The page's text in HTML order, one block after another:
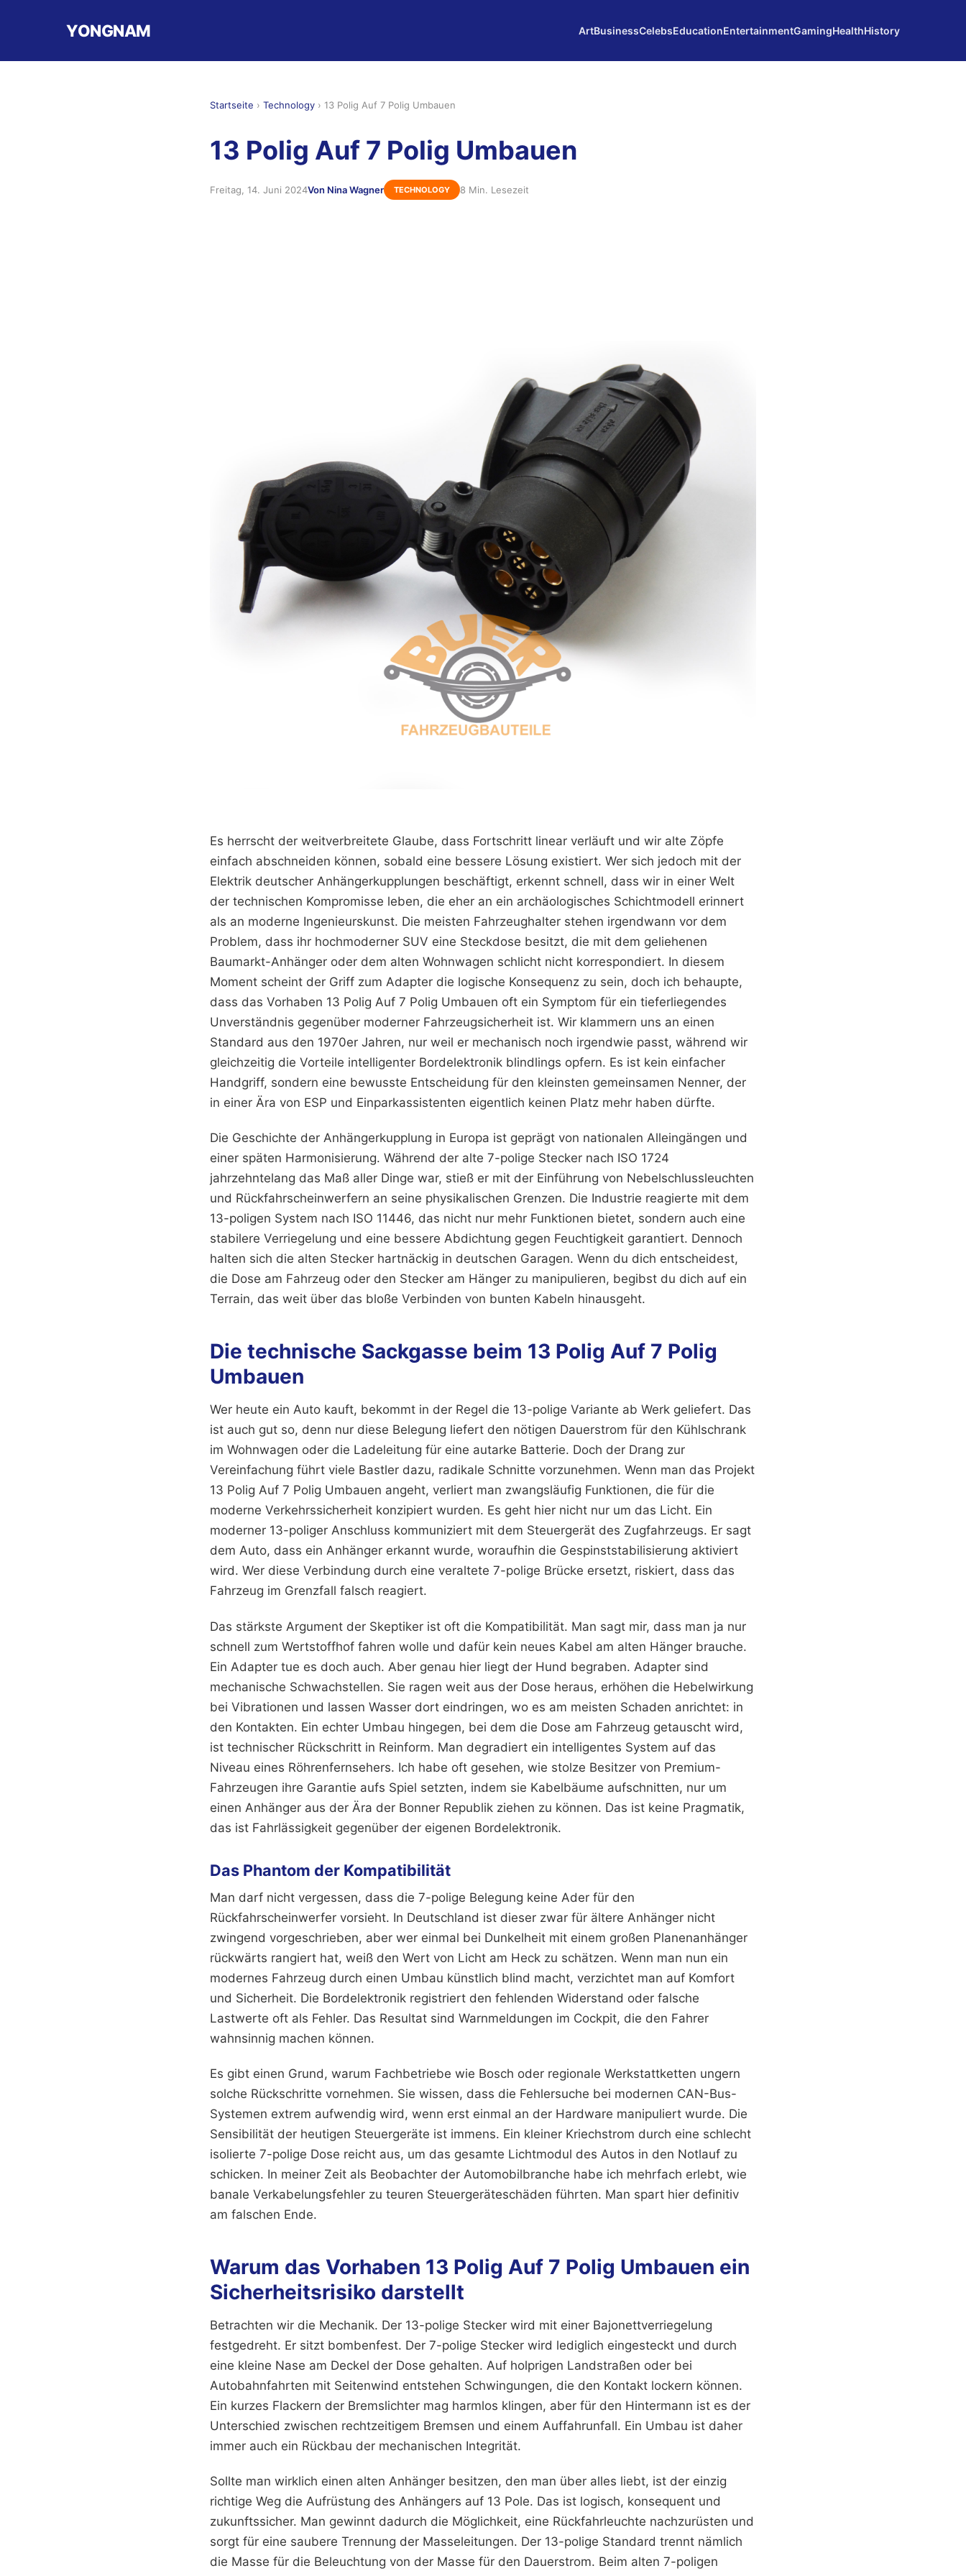
YONGNAM ArtBusinessCelebsEducationEntertainmentGamingHealthHistory
Startseite › Technology › 13 Polig Auf 7 Polig Umbauen
13 Polig Auf 7 Polig Umbauen
Freitag, 14. Juni 2024Von Nina Wagner TECHNOLOGY 8 Min. Lesezeit
Es herrscht der weitverbreitete Glaube, dass Fortschritt linear verläuft und wir alte Zöpfe
einfach abschneiden können, sobald eine bessere Lösung existiert. Wer sich jedoch mit der
Elektrik deutscher Anhängerkupplungen beschäftigt, erkennt schnell, dass wir in einer Welt
der technischen Kompromisse leben, die eher an ein archäologisches Schichtmodell erinnert
als an moderne Ingenieurskunst. Die meisten Fahrzeughalter stehen irgendwann vor dem
Problem, dass ihr hochmoderner SUV eine Steckdose besitzt, die mit dem geliehenen
Baumarkt-Anhänger oder dem alten Wohnwagen schlicht nicht korrespondiert. In diesem
Moment scheint der Griff zum Adapter die logische Konsequenz zu sein, doch ich behaupte,
dass das Vorhaben 13 Polig Auf 7 Polig Umbauen oft ein Symptom für ein tieferliegendes
Unverständnis gegenüber moderner Fahrzeugsicherheit ist. Wir klammern uns an einen
Standard aus den 1970er Jahren, nur weil er mechanisch noch irgendwie passt, während wir
gleichzeitig die Vorteile intelligenter Bordelektronik blindlings opfern. Es ist kein einfacher
Handgriff, sondern eine bewusste Entscheidung für den kleinsten gemeinsamen Nenner, der
in einer Ära von ESP und Einparkassistenten eigentlich keinen Platz mehr haben dürfte.
Die Geschichte der Anhängerkupplung in Europa ist geprägt von nationalen Alleingängen und
einer späten Harmonisierung. Während der alte 7-polige Stecker nach ISO 1724
jahrzehntelang das Maß aller Dinge war, stieß er mit der Einführung von Nebelschlussleuchten
und Rückfahrscheinwerfern an seine physikalischen Grenzen. Die Industrie reagierte mit dem
13-poligen System nach ISO 11446, das nicht nur mehr Funktionen bietet, sondern auch eine
stabilere Verriegelung und eine bessere Abdichtung gegen Feuchtigkeit garantiert. Dennoch
halten sich die alten Stecker hartnäckig in deutschen Garagen. Wenn du dich entscheidest,
die Dose am Fahrzeug oder den Stecker am Hänger zu manipulieren, begibst du dich auf ein
Terrain, das weit über das bloße Verbinden von bunten Kabeln hinausgeht.
Die technische Sackgasse beim 13 Polig Auf 7 Polig
Umbauen
Wer heute ein Auto kauft, bekommt in der Regel die 13-polige Variante ab Werk geliefert. Das
ist auch gut so, denn nur diese Belegung liefert den nötigen Dauerstrom für den Kühlschrank
im Wohnwagen oder die Ladeleitung für eine autarke Batterie. Doch der Drang zur
Vereinfachung führt viele Bastler dazu, radikale Schnitte vorzunehmen. Wenn man das Projekt
13 Polig Auf 7 Polig Umbauen angeht, verliert man zwangsläufig Funktionen, die für die
moderne Verkehrssicherheit konzipiert wurden. Es geht hier nicht nur um das Licht. Ein
moderner 13-poliger Anschluss kommuniziert mit dem Steuergerät des Zugfahrzeugs. Er sagt
dem Auto, dass ein Anhänger erkannt wurde, woraufhin die Gespinststabilisierung aktiviert
wird. Wer diese Verbindung durch eine veraltete 7-polige Brücke ersetzt, riskiert, dass das
Fahrzeug im Grenzfall falsch reagiert.
Das stärkste Argument der Skeptiker ist oft die Kompatibilität. Man sagt mir, dass man ja nur
schnell zum Wertstoffhof fahren wolle und dafür kein neues Kabel am alten Hänger brauche.
Ein Adapter tue es doch auch. Aber genau hier liegt der Hund begraben. Adapter sind
mechanische Schwachstellen. Sie ragen weit aus der Dose heraus, erhöhen die Hebelwirkung
bei Vibrationen und lassen Wasser dort eindringen, wo es am meisten Schaden anrichtet: in
den Kontakten. Ein echter Umbau hingegen, bei dem die Dose am Fahrzeug getauscht wird,
ist technischer Rückschritt in Reinform. Man degradiert ein intelligentes System auf das
Niveau eines Röhrenfernsehers. Ich habe oft gesehen, wie stolze Besitzer von Premium-
Fahrzeugen ihre Garantie aufs Spiel setzten, indem sie Kabelbäume aufschnitten, nur um
einen Anhänger aus der Ära der Bonner Republik ziehen zu können. Das ist keine Pragmatik,
das ist Fahrlässigkeit gegenüber der eigenen Bordelektronik.
Das Phantom der Kompatibilität
Man darf nicht vergessen, dass die 7-polige Belegung keine Ader für den
Rückfahrscheinwerfer vorsieht. In Deutschland ist dieser zwar für ältere Anhänger nicht
zwingend vorgeschrieben, aber wer einmal bei Dunkelheit mit einem großen Planenanhänger
rückwärts rangiert hat, weiß den Wert von Licht am Heck zu schätzen. Wenn man nun ein
modernes Fahrzeug durch einen Umbau künstlich blind macht, verzichtet man auf Komfort
und Sicherheit. Die Bordelektronik registriert den fehlenden Widerstand oder falsche
Lastwerte oft als Fehler. Das Resultat sind Warnmeldungen im Cockpit, die den Fahrer
wahnsinnig machen können.
Es gibt einen Grund, warum Fachbetriebe wie Bosch oder regionale Werkstattketten ungern
solche Rückschritte vornehmen. Sie wissen, dass die Fehlersuche bei modernen CAN-Bus-
Systemen extrem aufwendig wird, wenn erst einmal an der Hardware manipuliert wurde. Die
Sensibilität der heutigen Steuergeräte ist immens. Ein kleiner Kriechstrom durch eine schlecht
isolierte 7-polige Dose reicht aus, um das gesamte Lichtmodul des Autos in den Notlauf zu
schicken. In meiner Zeit als Beobachter der Automobilbranche habe ich mehrfach erlebt, wie
banale Verkabelungsfehler zu teuren Steuergeräteschäden führten. Man spart hier definitiv
am falschen Ende.
Warum das Vorhaben 13 Polig Auf 7 Polig Umbauen ein
Sicherheitsrisiko darstellt
Betrachten wir die Mechanik. Der 13-polige Stecker wird mit einer Bajonettverriegelung
festgedreht. Er sitzt bombenfest. Der 7-polige Stecker wird lediglich eingesteckt und durch
eine kleine Nase am Deckel der Dose gehalten. Auf holprigen Landstraßen oder bei
Autobahnfahrten mit Seitenwind entstehen Schwingungen, die den Kontakt lockern können.
Ein kurzes Flackern der Bremslichter mag harmlos klingen, aber für den Hintermann ist es der
Unterschied zwischen rechtzeitigem Bremsen und einem Auffahrunfall. Ein Umbau ist daher
immer auch ein Rückbau der mechanischen Integrität.
Sollte man wirklich einen alten Anhänger besitzen, den man über alles liebt, ist der einzig
richtige Weg die Aufrüstung des Anhängers auf 13 Pole. Das ist logisch, konsequent und
zukunftssicher. Man gewinnt dadurch die Möglichkeit, eine Rückfahrleuchte nachzurüsten und
sorgt für eine saubere Trennung der Masseleitungen. Der 13-polige Standard trennt nämlich
die Masse für die Beleuchtung von der Masse für den Dauerstrom. Beim alten 7-poligen